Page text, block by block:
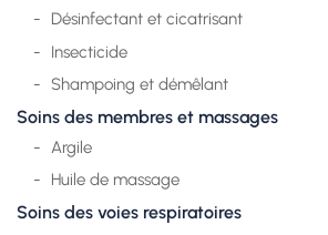
Désinfectant et cicatrisant
Insecticide
Shampoing et démêlant
Soins des membres et massages
Argile
Huile de massage
Soins des voies respiratoires